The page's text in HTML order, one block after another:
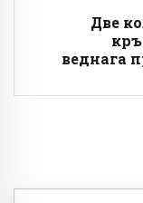
Две
веднага